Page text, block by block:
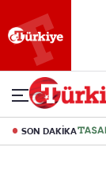
SON DAKİKA